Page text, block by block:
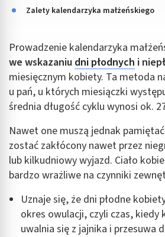
Zalety kalendarzyka małżeńskiego
Prowadzenie kalendarzyka
we wskazaniu dni płodnych i
miesięcznym kobiety. Ta metoda
u pań, u których miesiączki
średnia długość cyklu wynosi ok.
Nawet one muszą jednak
zostać zakłócony nawet przez
lub kilkudniowy wyjazd. Ciało
bardzo wrażliwe na czynniki
Uznaje się, że dni płodne
okres owulacji, czyli czas, kiedy
uwalnia się z jajnika i przesuwa